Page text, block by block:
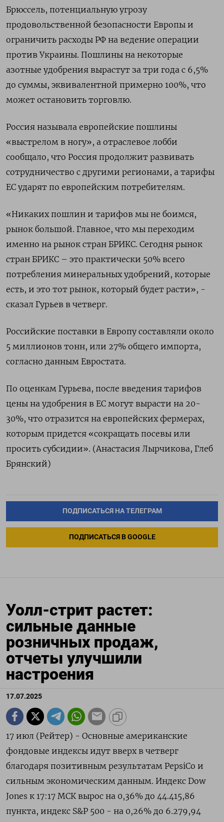
Брюссель, потенциальную угрозу
продовольственной безопасности Европы и
ограничить расходы РФ на ведение операции
против Украины. Пошлины на некоторые
азотные удобрения вырастут за три года с 6,5%
до суммы, эквивалентной примерно 100%, что
может остановить торговлю.
Россия называла европейские пошлины
«выстрелом в ногу», а отраслевое лобби
сообщало, что Россия продолжит развивать
сотрудничество с другими регионами, а тарифы
ЕС ударят по европейским потребителям.
«Никаких пошлин и тарифов мы не боимся,
рынок большой. Главное, что мы переходим
именно на рынок стран БРИКС. Сегодня рынок
стран БРИКС – это практически 50% всего
потребления минеральных удобрений, которые
есть, и это тот рынок, который будет расти», -
сказал Гурьев в четверг.
Российские поставки в Европу составляли около
5 миллионов тонн, или 27% общего импорта,
согласно данным Евростата.
По оценкам Гурьева, после введения тарифов
цены на удобрения в ЕС могут вырасти на 20-
30%, что отразится на европейских фермерах,
которым придется «сокращать посевы или
просить субсидии». (Анастасия Лырчикова, Глеб
Брянский)
ПОДПИСАТЬСЯ НА ТЕЛЕГРАМ
ПОДПИСАТЬСЯ В GOOGLE
Уолл-стрит растет:
сильные данные
розничных продаж,
отчеты улучшили
настроения
17.07.2025
17 июл (Рейтер) - Основные американские
фондовые индексы идут вверх в четверг
благодаря позитивным результатам PepsiCo и
сильным экономическим данным. Индекс Dow
Jones к 17:17 МСК вырос на 0,36% до 44.415,86
пункта, индекс S&P 500 - на 0,26% до 6.279,94​